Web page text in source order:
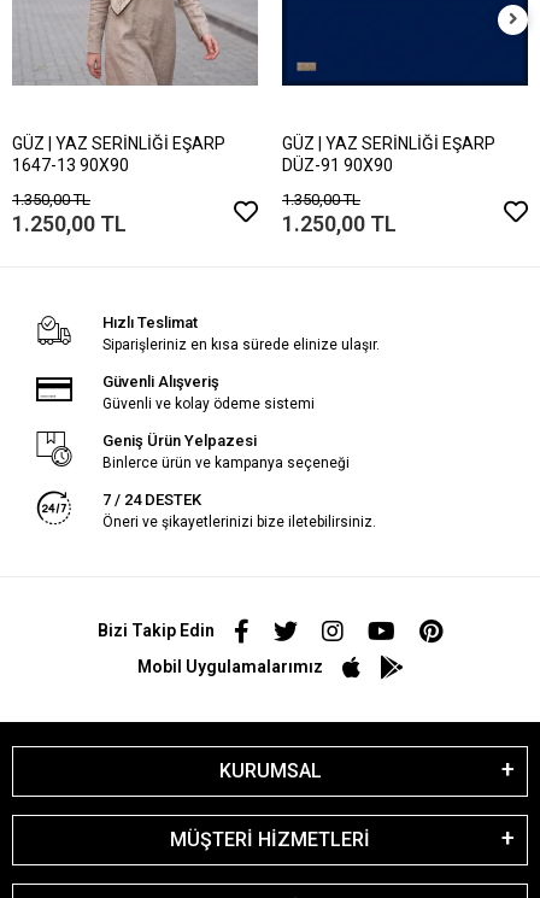
GÜZ | YAZ SERİNLİĞİ EŞARP
1647-13 90X90
1.350,00 TL
1.250,00 TL
GÜZ | YAZ SERİNLİĞİ EŞARP
DÜZ-91 90X90
1.350,00 TL
1.250,00 TL
Hızlı Teslimat
Siparişleriniz en kısa sürede elinize ulaşır.
Güvenli Alışveriş
Güvenli ve kolay ödeme sistemi
Geniş Ürün Yelpazesi
Binlerce ürün ve kampanya seçeneği
7 / 24 DESTEK
Öneri ve şikayetlerinizi bize iletebilirsiniz.
Bizi Takip Edin
Mobil Uygulamalarımız
KURUMSAL
MÜŞTERİ HİZMETLERİ